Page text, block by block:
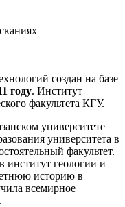
создан на базе
году. Институт
факультета КГУ.
университете
университета в
факультет.
институт геологии и
историю в
всемирное